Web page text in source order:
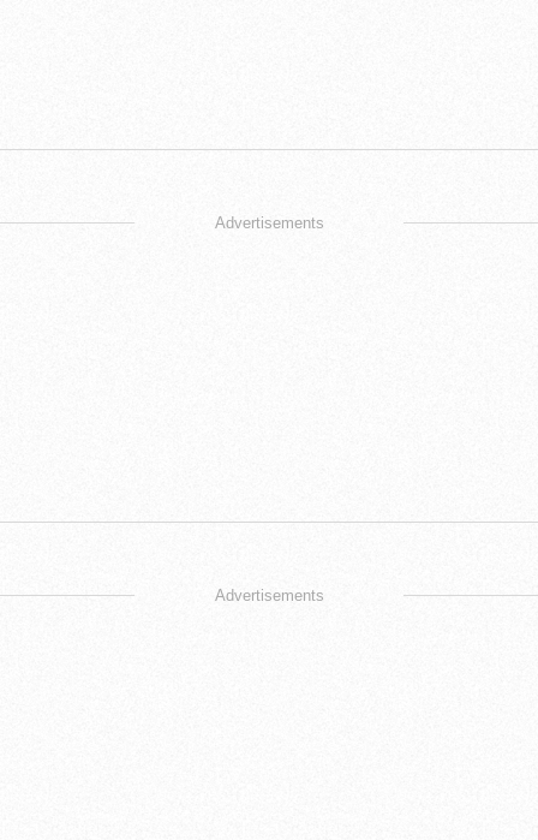
Advertisements
Advertisements